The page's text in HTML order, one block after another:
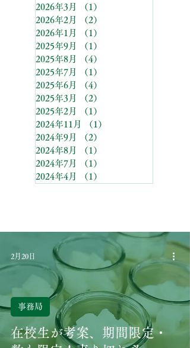
2026年3月
（1）
2026年2月
（2）
2026年1月
（1）
2025年9月
（1）
2025年8月
（4）
2025年7月
（1）
2025年6月
（4）
2025年3月
（2）
2025年2月
（1）
2024年11月
（1）
2024年9月
（2）
2024年8月
（1）
2024年7月
（1）
2024年4月
（1）
在校生が考案、期間限定・
事務局
2月20日